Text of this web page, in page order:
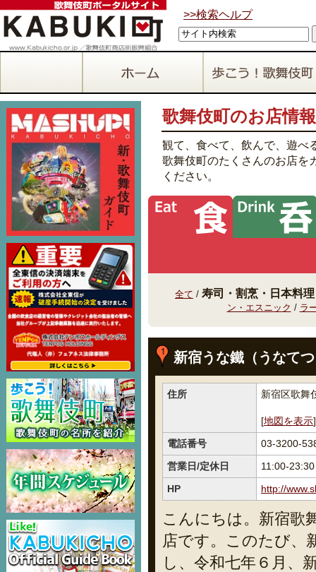
>>検索ヘルプ
歌舞伎町のお店情報
観て、食べて、飲んで、遊べ
歌舞伎町のたくさんのお店を
ください。
全て / 寿司・割烹・日本料理
ン・エスニック / ラ
新宿うな鐵（うなて
住所 新宿区歌舞
[地図を表示]
電話番号
03-3200-
営業日/定休日
11:00-
HP
http://
こんにちは。新宿歌
店です。このたび、
し、令和七年６月、